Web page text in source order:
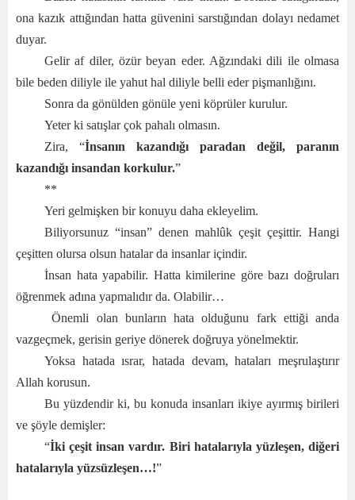
ona kazık attığından hatta güvenini sarstığından dolayı nedamet
duyar.
Gelir af diler, özür beyan eder. Ağzındaki dili ile olmasa
bile beden diliyle ile yahut hal diliyle belli eder pişmanlığını.
Sonra da gönülden gönüle yeni köprüler kurulur.
Yeter ki satışlar çok pahalı olmasın.
Zira, “İnsanın kazandığı paradan değil, paranın
kazandığı insandan korkulur.”
**
Yeri gelmişken bir konuyu daha ekleyelim.
Biliyorsunuz “insan” denen mahlûk çeşit çeşittir. Hangi
çeşitten olursa olsun hatalar da insanlar içindir.
İnsan hata yapabilir. Hatta kimilerine göre bazı doğruları
öğrenmek adına yapmalıdır da. Olabilir…
Önemli olan bunların hata olduğunu fark ettiği anda
vazgeçmek, gerisin geriye dönerek doğruya yönelmektir.
Yoksa hatada ısrar, hatada devam, hataları meşrulaştırır
Allah korusun.
Bu yüzdendir ki, bu konuda insanları ikiye ayırmış birileri
ve şöyle demişler:
“İki çeşit insan vardır. Biri hatalarıyla yüzleşen, diğeri
hatalarıyla yüzsüzleşen…!”